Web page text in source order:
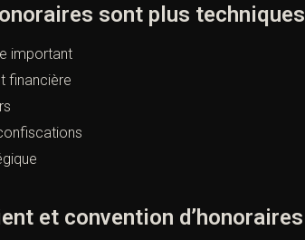
sont plus techniques
important
financière
et convention d’honoraires